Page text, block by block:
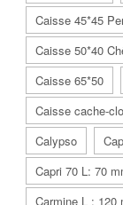
Caisse 45*45
Caisse 50*40
Caisse 65*50
Caisse cache-
Calypso
Capri 70 L: 70
Carmine L : 120